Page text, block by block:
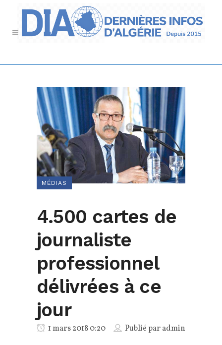
MÉDIAS
4.500 cartes de
journaliste
professionnel
délivrées à ce
jour
1 mars 2018 0:20 Publié paradmin